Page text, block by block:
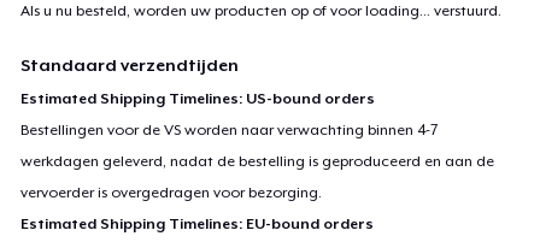
Als u nu besteld, worden uw producten op of voorloading... verstuurd.
Standaard verzendtijden
Estimated Shipping Timelines: US-bound orders
Bestellingen voor de VS worden naar verwachting binnen 4-7
werkdagen geleverd, nadat de bestelling is geproduceerd en aan de
vervoerder is overgedragen voor bezorging.
Estimated Shipping Timelines: EU-bound orders